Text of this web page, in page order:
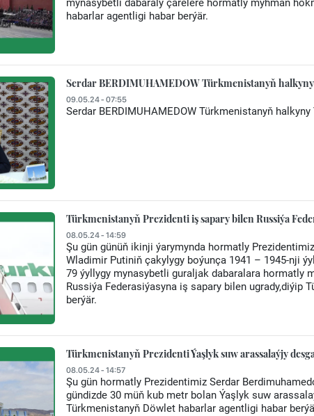
mynasybetli dabaraly çärelere hormatly myhman
habarlar agentligi habar berýär.
Serdar BERDIMUHAMEDOW Türkmenistanyň
09.05.24 - 07:55
Serdar BERDIMUHAMEDOW Türkmenistanyň
Türkmenistanyň Prezidenti iş sapary bilen Russiýa
08.05.24 - 14:59
Şu gün günüň ikinji ýarymynda hormatly
Wladimir Putiniň çakylygy boýunça 1941 – 1945-nji
79 ýyllygy mynasybetli guraljak dabaralara hormatly
Russiýa Federasiýasyna iş sapary bilen ugrady,diýip
berýär.
Türkmenistanyň Prezidenti Ýaşlyk suw arassalaýjy
08.05.24 - 14:57
Şu gün hormatly Prezidentimiz Serdar
gündizde 30 müň kub metr bolan Ýaşlyk suw
Türkmenistanyň Döwlet habarlar agentligi habar